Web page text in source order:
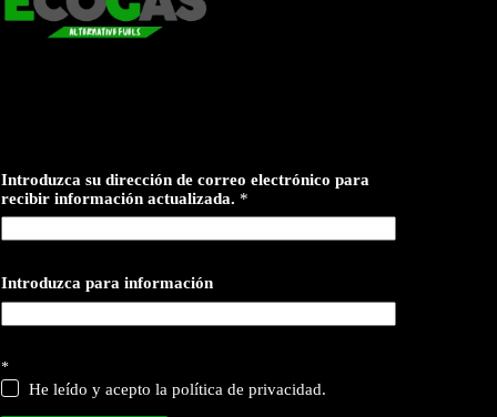
Introduzca su dirección de correo electrónico para
recibir información actualizada. *
Introduzca para información
*
He leído y acepto la política de privacidad.